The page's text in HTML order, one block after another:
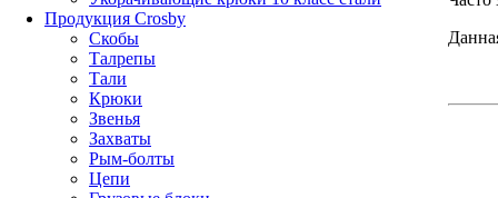
Продукция Crosby
Скобы
Талрепы
Тали
Крюки
Звенья
Захваты
Рым-болты
Цепи